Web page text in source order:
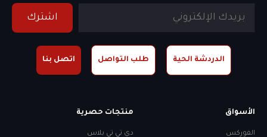
اشترك
الدردشة الحية طلب التواصل اتصل بنا
الأسواق
الفوركس
منتجات حصرية
دي تي تي بلاس